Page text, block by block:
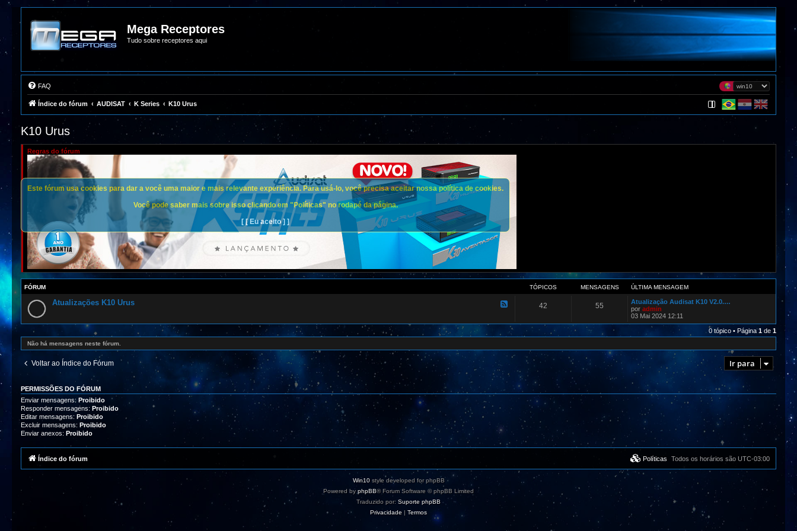
Mega Receptores
Tudo sobre receptores aqui
FAQ
Índice do fórum AUDISAT K Series K10 Urus
K10 Urus
Regras do fórum
FÓRUM TÓPICOS MENSAGENS ÚLTIMA MENSAGEM
d
-
A
u
a
ç
e
U
Atualizações K10 Urus 42 55
Atualização Audisat K10 V2.0.…
por admin
03 Mai 2024 12:11
0 tópico • Página1 de 1
Não há mensagens neste fórum.
Voltar ao Índice do Fórum Ir para
PERMISSÕES DO FÓRUM
Enviar mensagens: Proibido
Responder mensagens: Proibido
Editar mensagens: Proibido
Excluir mensagens: Proibido
Enviar anexos: Proibido
Este fórum usa cookies para dar a você uma maior e mais relevante experiência. Para usá-lo, você precisa aceitar nossa política de cookies.
Você pode saber mais sobre isso clicando em "Políticas" no rodapé da página.
[ [ Eu aceito ] ]
Índice do fórum Todos os horários são UTC-03:00
Políticas
Win10style developed for phpBB
Powered by phpBB® Forum Software © phpBB Limited
Traduzido por: Suporte phpBB
Privacidade | Termos